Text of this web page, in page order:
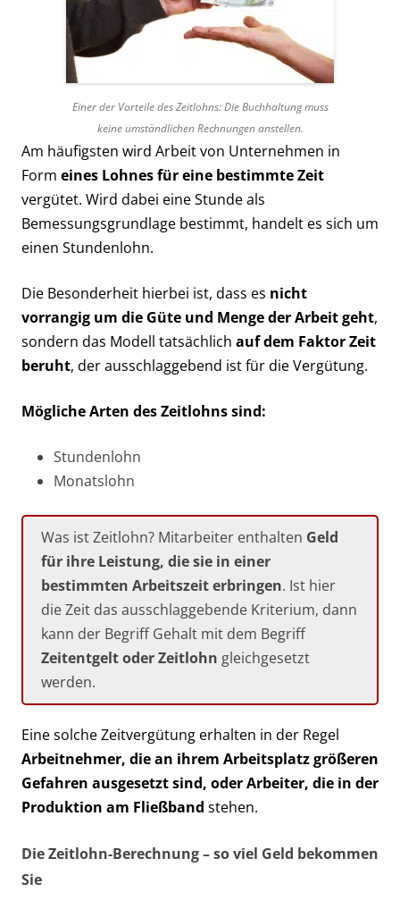
Einer der Vorteile des Zeitlohns: Die Buchhaltung muss
keine umständlichen Rechnungen anstellen.
Am häufigsten wird Arbeit von Unternehmen in
Form eines Lohnes für eine bestimmte Zeit
vergütet. Wird dabei eine Stunde als
Bemessungsgrundlage bestimmt, handelt es sich um
einen Stundenlohn.
Die Besonderheit hierbei ist, dass es nicht
vorrangig um die Güte und Menge der Arbeit geht,
sondern das Modell tatsächlich auf dem Faktor Zeit
beruht, der ausschlaggebend ist für die Vergütung.
Mögliche Arten des Zeitlohns sind:
Stundenlohn
Monatslohn
Was ist Zeitlohn? Mitarbeiter enthalten Geld
für ihre Leistung, die sie in einer
bestimmten Arbeitszeit erbringen. Ist hier
die Zeit das ausschlaggebende Kriterium, dann
kann der Begriff Gehalt mit dem Begriff
Zeitentgelt oder Zeitlohn gleichgesetzt
werden.
Eine solche Zeitvergütung erhalten in der Regel
Arbeitnehmer, die an ihrem Arbeitsplatz größeren
Gefahren ausgesetzt sind, oder Arbeiter, die in der
Produktion am Fließband stehen.
Die Zeitlohn-Berechnung – so viel Geld bekommen
Sie